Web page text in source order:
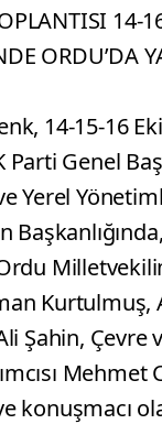
14-
ORDU’DA
14-15-16
Parti Genel
Yerel
Ordu
Kurtulmuş,
Şahin,
Mehmet
konuşmacı